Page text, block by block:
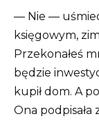
— Nie —
księgowym,
Przekonałeś
będzie
kupił dom. A
Ona